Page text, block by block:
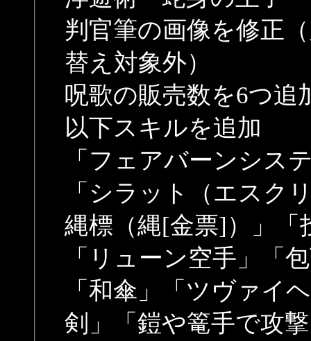
判官筆の画像を修正
替え対象外）
呪歌の販売数を6つ追
以下スキルを追加
「フェアバーンシス
「シラット（エスク
縄標（縄[金票]）」「
「リューン空手」「
「和傘」「ツヴァイ
剣」「鎧や篭手で攻